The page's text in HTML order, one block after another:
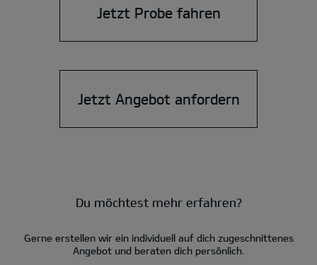
Jetzt Probe fahren
Jetzt Angebot anfordern
Du möchtest mehr erfahren?
Gerne erstellen wir ein individuell auf dich zugeschnittenes
Angebot und beraten dich persönlich.